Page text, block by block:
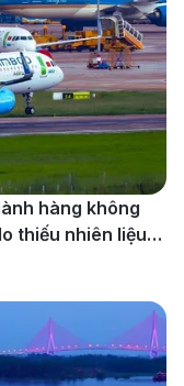
thấy được
hàng không
thiếu nhiên liệu